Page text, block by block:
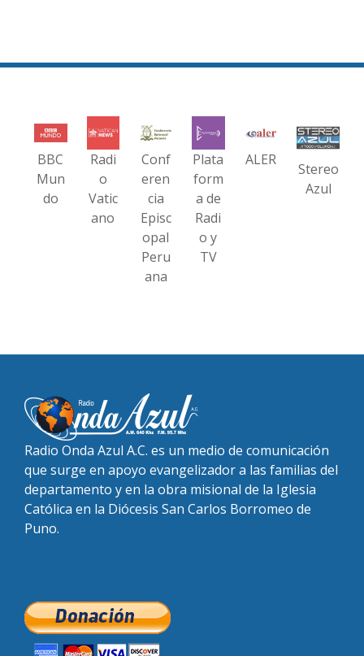
BBC
Mun
do
Radi
o
Vatic
ano
Conf
eren
cia
Episc
opal
Peru
ana
Plata
form
a de
Radi
o y
TV
ALER
Stereo
Azul
Radio Onda Azul A.C. es un medio de comunicación
que surge en apoyo evangelizador a las familias del
departamento y en la obra misional de la Iglesia
Católica en la Diócesis San Carlos Borromeo de
Puno.